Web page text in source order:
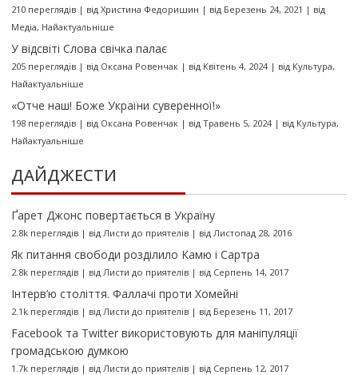
210 переглядів| від Христина Федоришин | від Березень 24, 2021 | від
Медіа, Найактуальніше
У відсвіті Слова свічка палає
205 переглядів| від Оксана Ровенчак| від Квітень 4, 2024| від Культура,
Найактуальніше
«Отче наш! Боже України суверенної!»
198 переглядів| від Оксана Ровенчак| від Травень 5, 2024| від Культура,
Найактуальніше
ДАЙДЖЕСТИ
Ґарет Джонс повертається в Україну
2.8k переглядів| від Листи до приятелів| від Листопад 28, 2016
Як питання свободи розділило Камю і Сартра
2.8k переглядів| від Листи до приятелів| від Серпень 14, 2017
Інтерв’ю століття. Фаллачі проти Хомейні
2.1k переглядів| від Листи до приятелів| від Березень 11, 2017
Facebook та Twitter використовують для маніпуляції
громадською думкою
1.7k переглядів| від Листи до приятелів| від Серпень 12, 2017